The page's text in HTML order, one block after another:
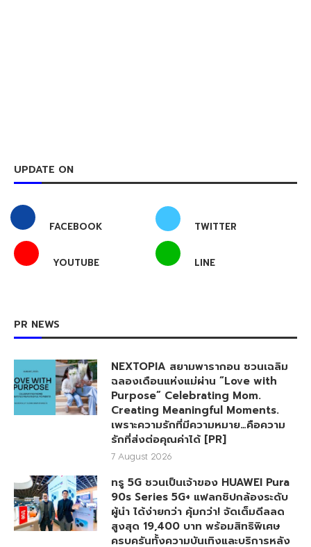
UPDATE ON
FACEBOOK TWITTER
YOUTUBE LINE
PR NEWS
NEXTOPIA สยามพารากอน ชวนเฉลิม
ฉลองเดือนแห่งแม่ผ่าน “Love with
Purpose” Celebrating Mom.
Creating Meaningful Moments.
เพราะความรักที่มีความหมาย…คือความ
รักที่ส่งต่อคุณค่าได้ [PR]
7 August 2026
ทรู 5G ชวนเป็นเจ้าของ HUAWEI Pura
90s Series 5G+ แฟลกชิปกล้องระดับ
ผู้นำ ได้ง่ายกว่า คุ้มกว่า! จัดเต็มดีลลด
สูงสุด 19,400 บาท พร้อมสิทธิพิเศษ
ครบครันทั้งความบันเทิงและบริการหลัง